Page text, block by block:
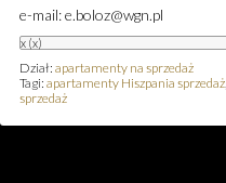
e-mail: e.boloz@wgn.pl
x (x)
Dział: apartamenty na sprzedaż
Tagi: apartamenty Hiszpania sprzedaż,
sprzedaż